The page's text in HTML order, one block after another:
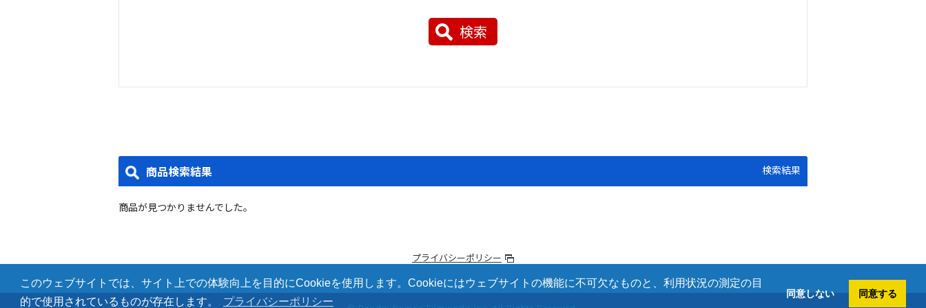
このウェブサイトでは、サイト上での体験向上を目的にCookieを使用します。Cookieにはウェブサイトの機能に不可欠なものと、利用状況の測定の目
的で使用されているものが存在します。
プライバシーポリシー
同意しない 同意する
検索
商品検索結果 検索結果
商品が見つかりませんでした。
プライバシーポリシー